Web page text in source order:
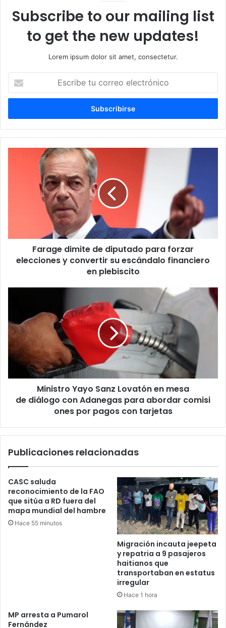
Subscribe to our mailing list
to get the new updates!
Lorem ipsum dolor sit amet, consectetur.
correo
convertir
escándalo
Farage dimite de diputado para forzar
elecciones y convertir su escándalo financiero
en plebiscito
Lovatón en mesa
de diálogo con Adanegas para abordar comisiones por pagos con
Ministro Yayo Sanz Lovatón en mesa
de diálogo con Adanegas para abordar comisi
ones por pagos con tarjetas
Publicaciones relacionadas
CASC saluda
reconocimiento de la FAO
que sitúa a RD fuera del
mapa mundial del hambre
Hace 55 minutos
Migración incauta jeepeta
y repatria a 9 pasajeros
haitianos que
transportaban en estatus
irregular
Hace 1 hora
MP arresta a Pumarol
Fernández